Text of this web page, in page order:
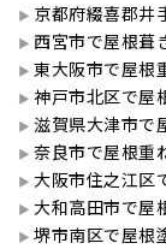
京都府綴喜郡井
西宮市で屋根葺
東大阪市で屋根
神戸市北区で屋
滋賀県大津市で
奈良市で屋根重
大阪市住之江区
大和高田市で屋
堺市南区で屋根